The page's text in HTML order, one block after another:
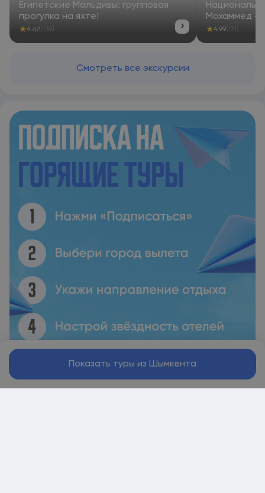
Египетские Мальдивы: групповая
прогулка на яхте!
★4.62 (139) ›
Мохаммед —
★4.99 (171)
Смотреть все экскурсии
Показать туры из Шымкента